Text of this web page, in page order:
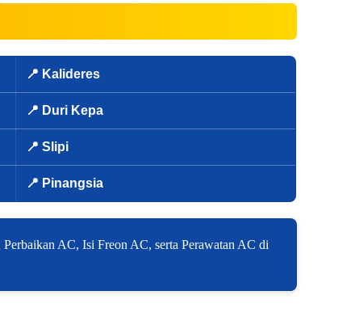
📍 Kalideres
📍 Duri Kepa
📍 Slipi
📍 Pinangsia
AC, Isi Freon AC, serta Perawatan AC di